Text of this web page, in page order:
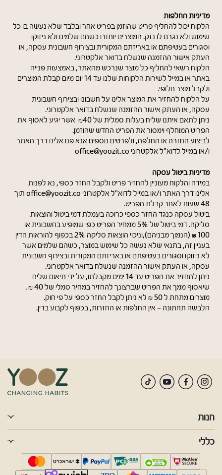
מדיניות החלפות
הלקוח יכול להחליף פריט שהוזמן בפריט אחר ובלבד שלא נעשה בו כל
שימוש ולא נגרם לו נזק. המוצרים יוחזרו כשהם שלמים ולא ניזוקו
וסגורים בעטיפתם או באריזתם המקורית ובצירוף חשבונית עסקה, או
העתק אישור ההזמנה שנשלח בדואר אלקטרוני.
הלקוח רשאי להחליף כל מוצר שנרכש מהאתר, באמצעות פנייה
באתר או במייל לשירות הלקוחות שלנו עד 14 יום מיום קבלת המוצרים
ולקבל מוצר חלופי.
על הלקוח להחזיר את המוצר אלינו על חשבונו ובצירוף חשבונית
עסקה, או העתק אישור ההזמנה שנשלח בדואר אלקטרוני.
ניתן לתאם איתנו שליח בעלות סמלית של ₪40 אשר יגיע לאסוף את
הפריט המוחלף וימסור את הפריט החדש שהוזמן.
לביצוע החזרה או החלפה, ולפרטים נוספים אנא פנו אלינו דרך האתר
ו/או במייל לדוא"ל אלקטרוני office@yoozit.co
מדיניות ביטול עסקה
במידה והלקוח מעוניין להחזיר פריט ולקבל החזר כספי, נא לפנות
אלינו דרך האתר ו/או במייל לדוא"ל אלקטרוני office@yoozit.co תוך
48 שעות לאחר קבלת הפריט.
ביטול עסקה כנגד החזר כספי כרוכה בעמלת דמי ביטול והוצאות
סליקה. דמי ביטול של 5% ממחיר הפריט כפי שמופיע בחשבונית או
100 ₪ (הנמוך מבניהם),וניכוי הוצאות סליקה 2% בכפוף להוראות הדין
בעניין זה, בתנאי שלא נעשה כל שימוש במוצר, כשהם שלמים אשר
לא ניזוקו וסגורים בעטיפתם או באריזתם המקורית ובצירוף חשבונית
עסקה, או העתק אישור ההזמנה שנשלח בדואר אלקטרוני.
ניתן להחזיר את הפריט עד 14 ימים מקבלתו, על ידי תיאום שליח
שיאסוף ממך את הפריט שברצונך להחזיר במחיר סמלי של 40 ₪ .
מוצרים מתחת ל 50 ₪ לא ניתן לקבל החזר כספי על פי חוק.
הלבשה תחתונה - אין החלפות או החזרות, בכפוף לקבוע בדין.
חנות
כללי